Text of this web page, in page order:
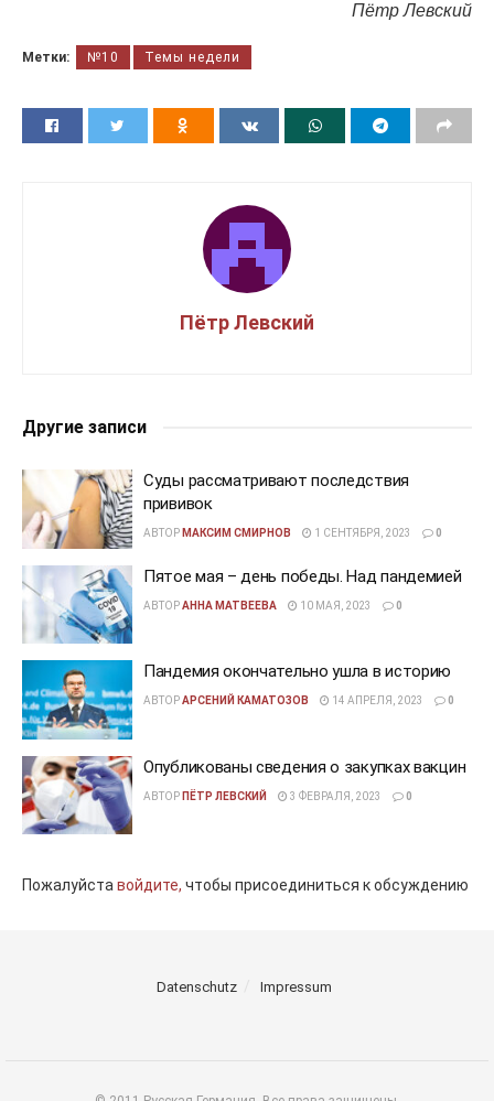
Пётр Левский
Метки: №10 Темы недели
Пётр Левский
Другие записи
Суды рассматривают последствия
прививок
АВТОР МАКСИМ СМИРНОВ 1 СЕНТЯБРЯ, 2023 0
Пятое мая – день победы. Над пандемией
АВТОРАННА МАТВЕЕВА 10 МАЯ, 2023 0
Пандемия окончательно ушла в историю
АВТОРАРСЕНИЙ КАМАТОЗОВ 14 АПРЕЛЯ, 2023 0
Опубликованы сведения о закупках вакцин
АВТОР ПЁТР ЛЕВСКИЙ 3 ФЕВРАЛЯ, 2023 0
Пожалуйставойдите, чтобы присоединиться к обсуждению
Datenschutz Impressum